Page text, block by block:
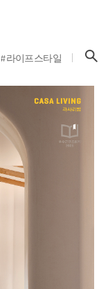
#라이프스타일